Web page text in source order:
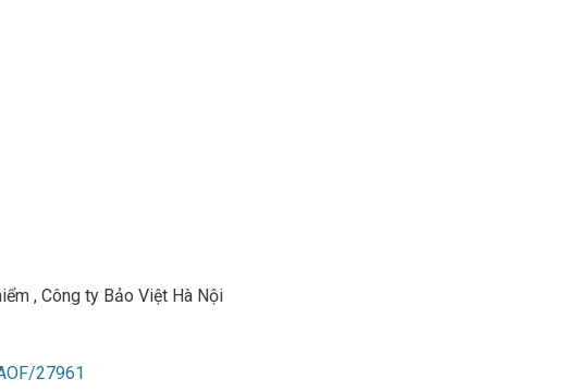
, Công ty Bảo Việt Hà Nội
27961